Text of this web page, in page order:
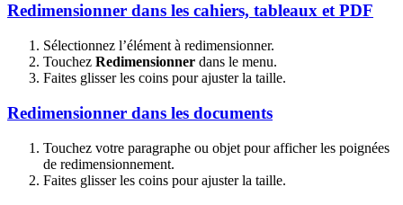
Redimensionner dans les cahiers, tableaux et PDF
Sélectionnez l’élément à redimensionner.
Touchez Redimensionner dans le menu.
Faites glisser les coins pour ajuster la taille.
Redimensionner dans les documents
Touchez votre paragraphe ou objet pour afficher les poignées
de redimensionnement.
Faites glisser les coins pour ajuster la taille.